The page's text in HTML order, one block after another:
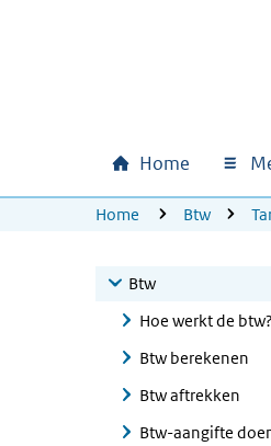
Hoofdnavigatie
Home
U bevindt zich hier:
Home Btw
Btw
Hoe werkt de btw?
Btw berekenen
Btw aftrekken
Btw-aangifte